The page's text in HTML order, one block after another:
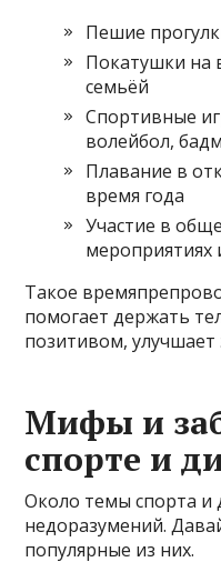
Пешие
Покатушки на
семьёй
Спортивные
волейбол,
Плавание в
время года
Участие в
мероприятиях
Такое
помогает держать
позитивом,
Мифы и
спорте и
Около темы спорта и
недоразумений.
популярные из них.